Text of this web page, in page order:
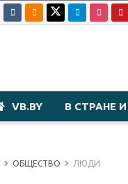
VB.BY В СТРАНЕ
ОБЩЕСТВО ЛЮДИ